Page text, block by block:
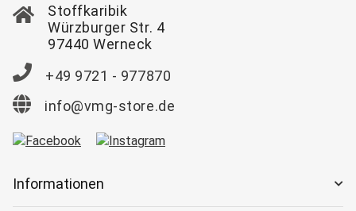
Stoffkaribik
Würzburger Str. 4
97440 Werneck
+49 9721 - 977870
info@vmg-store.de
Informationen